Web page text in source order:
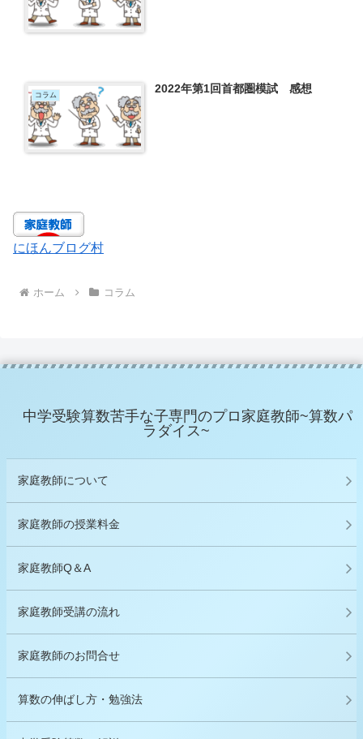
コラム 2022年第1回首都圏模試 感想
にほんブログ村
ホーム コラム
中学受験算数苦手な子専門のプロ家庭教師~算数パ
ラダイス~
家庭教師について
家庭教師の授業料金
家庭教師Q＆A
家庭教師受講の流れ
家庭教師のお問合せ
算数の伸ばし方・勉強法